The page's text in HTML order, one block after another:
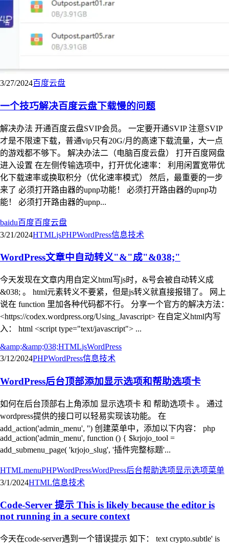
3/27/2024百度云盘
一个技巧解决百度云盘下载慢的问题
解决办法 开通百度云盘SVIP会员。 一定要开通SVIP 注意SVIP
才是不限速下载，普通vip只有20G/月的高速下载流量，大一点
的游戏都不够下。 解决办法二（电脑百度云盘） 打开百度网盘
进入设置 在左侧传输选项中，打开优化速率： 利用闲置宽带优
化下载速率或换取积分（优化速率模式） 然后，最重要的一步
来了 必须打开路由器的upnp功能！ 必须打开路由器的upnp功
能！ 必须打开路由器的upnp...
baidu百度百度云盘
3/21/2024HTMLjsPHPWordPress信息技术
WordPress文章中自动转义"&"成"&038;"
今天发现在文章内用自定义html写js时，&号会被自动转义成
&038; 。 html元素转义不要紧，但是js转义就直接报错了。 网上
说在 function 里加各种代码都不行。 分享一个官方的解决方法：
<https://codex.wordpress.org/Using_Javascript> 在自定义html内写
入： html <script type="text/javascript"> ...
&amp;&amp;038;HTMLjsWordPress
3/12/2024PHPWordPress信息技术
WordPress后台顶部添加显示选项和帮助选项卡
如何在后台顶部右上角添加 显示选项卡 和 帮助选项卡 。 通过
wordpress提供的接口可以轻易实现该功能。 在
add_action('admin_menu', '') 创建菜单中，添加以下内容： php
add_action('admin_menu', function () { $krjojo_tool =
add_submenu_page( 'krjojo_slug', '插件完整标题'...
HTMLmenuPHPWordPressWordPress后台帮助选项显示选项菜单
3/1/2024HTML信息技术
Code-Server 提示 This is likely because the editor is
not running in a secure context
今天在code-server遇到一个错误提示 如下： text crypto.subtle' is